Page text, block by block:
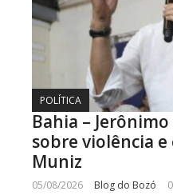
POLÍTICA
Bahia –
sobre violência
Muniz
05/08/2026 Blog do Bozó 0